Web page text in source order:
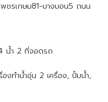
ชรเกษม81-บางบอน5 ถนน
น้ำ 2 ที่จอดรถ
งทำน้ำอุ่น 2 เครื่อง, ปั้มน้ำ,